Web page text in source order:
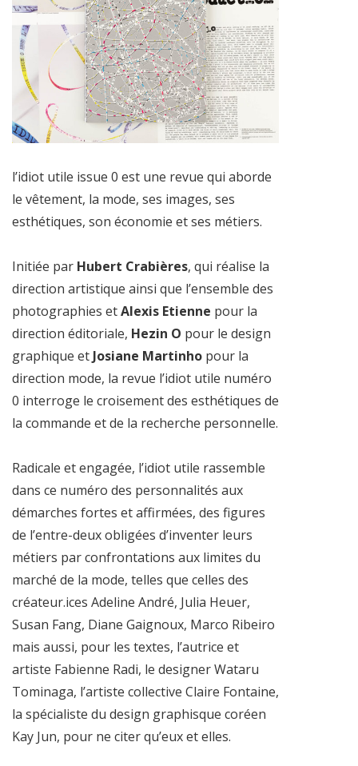
l’idiot utile issue 0 est une revue qui aborde
le vêtement, la mode, ses images, ses
esthétiques, son économie et ses métiers.
Initiée par Hubert Crabières, qui réalise la
direction artistique ainsi que l’ensemble des
photographies etAlexis Etienne pour la
direction éditoriale, Hezin O pour le design
graphique et Josiane Martinho pour la
direction mode, la revue l’idiot utile numéro
0 interroge le croisement des esthétiques de
la commande et de la recherche personnelle.
Radicale et engagée, l’idiot utile rassemble
dans ce numéro des personnalités aux
démarches fortes et affirmées, des figures
de l’entre-deux obligées d’inventer leurs
métiers par confrontations aux limites du
marché de la mode, telles que celles des
créateur.ices Adeline André, Julia Heuer,
Susan Fang, Diane Gaignoux, Marco Ribeiro
mais aussi, pour les textes, l’autrice et
artiste Fabienne Radi, le designer Wataru
Tominaga, l’artiste collective Claire Fontaine,
la spécialiste du design graphisque coréen
Kay Jun, pour ne citer qu’eux et elles.